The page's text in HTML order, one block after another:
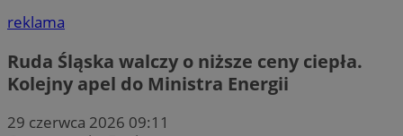
reklama
Ruda Śląska walczy o niższe ceny ciepła.
Kolejny apel do Ministra Energii
29 czerwca 2026 09:11